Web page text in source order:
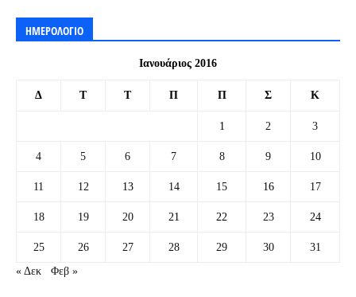
ΗΜΕΡΟΛΟΓΙΟ
Ιανουάριος 2016
Δ Τ Τ Π Π Σ Κ
1 2 3
4 5 6 7 8 9 10
11 12 13 14 15 16 17
18 19 20 21 22 23 24
25 26 27 28 29 30
31
« Δεκ
Φεβ »